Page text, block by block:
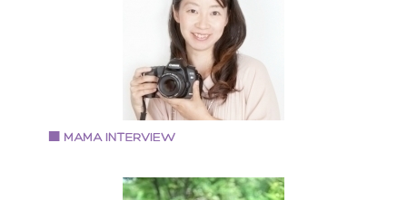
1971年生まれ 大阪市住吉区在住 2000年生まれと2004
中村篤子さん